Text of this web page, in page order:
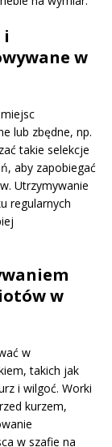
i
w
lub zbędne, np.
takie selekcje
aby zapobiegać
Utrzymywanie
regularnych
w
w
takich jak
i wilgoć. Worki
kurzem,
w szafie na